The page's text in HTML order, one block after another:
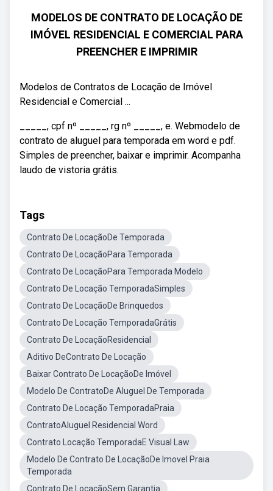
MODELOS DE CONTRATO DE LOCAÇÃO DE
IMÓVEL RESIDENCIAL E COMERCIAL PARA
PREENCHER E IMPRIMIR
Modelos de Contratos de Locação de Imóvel
Residencial e Comercial ...
_____, cpf nº _____, rg nº _____, e. Webmodelo de
contrato de aluguel para temporada em word e pdf.
Simples de preencher, baixar e imprimir. Acompanha
laudo de vistoria grátis.
Tags
Contrato De LocaçãoDe Temporada
Contrato De LocaçãoPara Temporada
Contrato De LocaçãoPara Temporada Modelo
Contrato De Locação TemporadaSimples
Contrato De LocaçãoDe Brinquedos
Contrato De Locação TemporadaGrátis
Contrato De LocaçãoResidencial
Aditivo DeContrato De Locação
Baixar Contrato De LocaçãoDe Imóvel
Modelo De ContratoDe Aluguel De Temporada
Contrato De Locação TemporadaPraia
ContratoAluguel Residencial Word
Contrato Locação TemporadaE Visual Law
Modelo De Contrato De LocaçãoDe Imovel Praia
Temporada
Contrato De LocaçãoSem Garantia